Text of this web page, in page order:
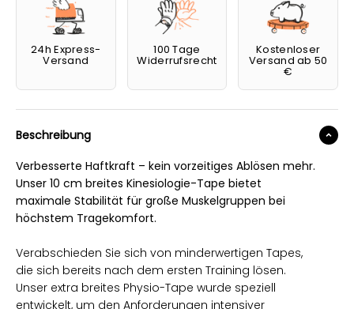
24h Express-
Versand
100 Tage
Widerrufsrecht
Kostenloser
Versand ab 50
€
Beschreibung
Verbesserte Haftkraft – kein vorzeitiges Ablösen mehr.
Unser 10 cm breites Kinesiologie-Tape bietet
maximale Stabilität für große Muskelgruppen bei
höchstem Tragekomfort.
Verabschieden Sie sich von minderwertigen Tapes,
die sich bereits nach dem ersten Training lösen.
Unser extra breites Physio-Tape wurde speziell
entwickelt, um den Anforderungen intensiver